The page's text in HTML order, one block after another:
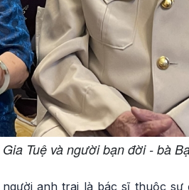
Tuệ và người bạn đời - bà
anh trai là bác sĩ thuộc